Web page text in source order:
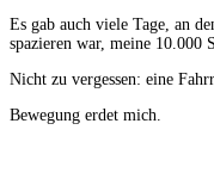
Es gab auch viele Tage, an
spazieren war, meine 10.000
Nicht zu vergessen: eine
Bewegung erdet mich.